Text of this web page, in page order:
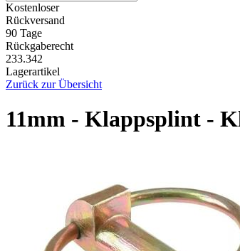
Kostenloser
Rückversand
90 Tage
Rückgaberecht
233.342
Lagerartikel
Zurück zur Übersicht
11mm - Klappsplint -